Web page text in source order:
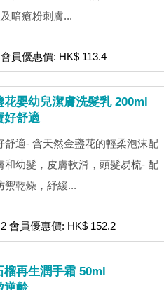
暗瘡粉刺膚...
員優惠價: HK$ 113.4
花嬰幼兒潔膚洗髮乳 200ml
好舒適
舒適- 含天然金盞花的輕柔泡沫配
和幼髮，皮膚軟滑，頭髮易梳- 配
禦乾燥，紓緩...
會員優惠價: HK$ 152.2
榴再生潤手霜 50ml